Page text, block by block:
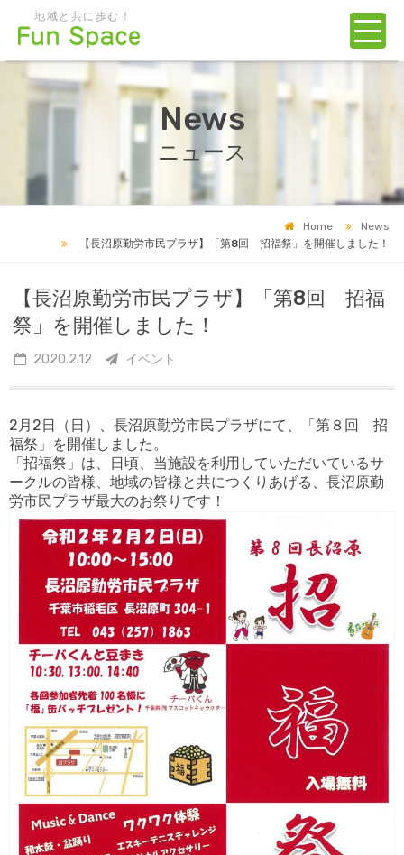
地域と共に歩む！
News
ニュース
Home
News
【長沼原勤労市民プラザ】「第8回 招福祭」を開催しました！
【長沼原勤労市民プラザ】「第8回 招福
祭」を開催しました！
2020.2.12 イベント
2月2日（日）、長沼原勤労市民プラザにて、「第８回 招
福祭」を開催しました。
「招福祭」は、日頃、当施設を利用していただいているサ
ークルの皆様、地域の皆様と共につくりあげる、長沼原勤
労市民プラザ最大のお祭りです！